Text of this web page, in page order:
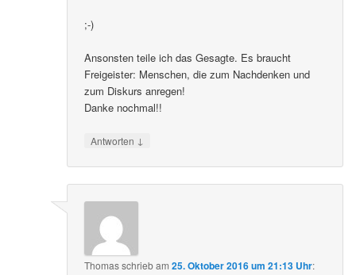
;-)
Ansonsten teile ich das Gesagte. Es braucht
Freigeister: Menschen, die zum Nachdenken und
zum Diskurs anregen!
Danke nochmal!!
Antworten ↓
Thomasschriebam25. Oktober 2016 um 21:13 Uhr: